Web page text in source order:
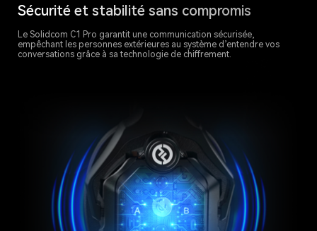
Sécurité et stabilité sans compromis
Le Solidcom C1 Pro garantit une communication sécurisée,
empêchant les personnes extérieures au système d’entendre vos
conversations grâce à sa technologie de chiffrement.